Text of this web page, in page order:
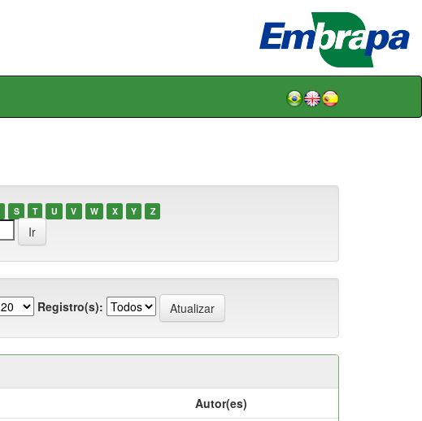
S T U V W X Y Z
Registro(s):
Autor(es)